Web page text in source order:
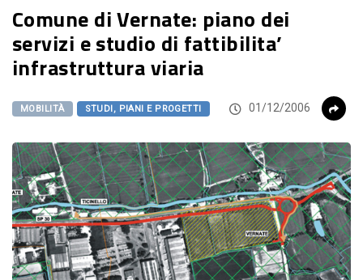
Comune di Vernate: piano dei
servizi e studio di fattibilita’
infrastruttura viaria
MOBILITÀ STUDI, PIANI E PROGETTI 01/12/2006